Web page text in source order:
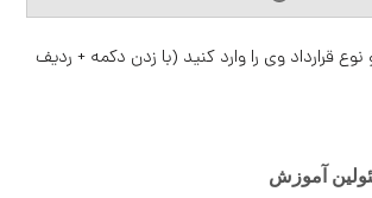
نوع قرارداد وی را وارد کنید (با زدن دکمه + ردیف
آموزش